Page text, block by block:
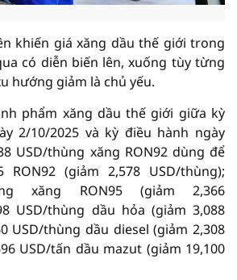
khiến giá xăng dầu thế giới trong
có diễn biến lên, xuống tùy từng
hướng giảm là chủ yếu.
phẩm xăng dầu thế giới giữa kỳ
2/10/2025 và kỳ điều hành ngày
USD/thùng xăng RON92 dùng để
(giảm 2,578 USD/thùng);
xăng RON95 (giảm 2,366
USD/thùng dầu hỏa (giảm 3,088
USD/thùng dầu diesel (giảm 2,308
USD/tấn dầu mazut (giảm 19,100